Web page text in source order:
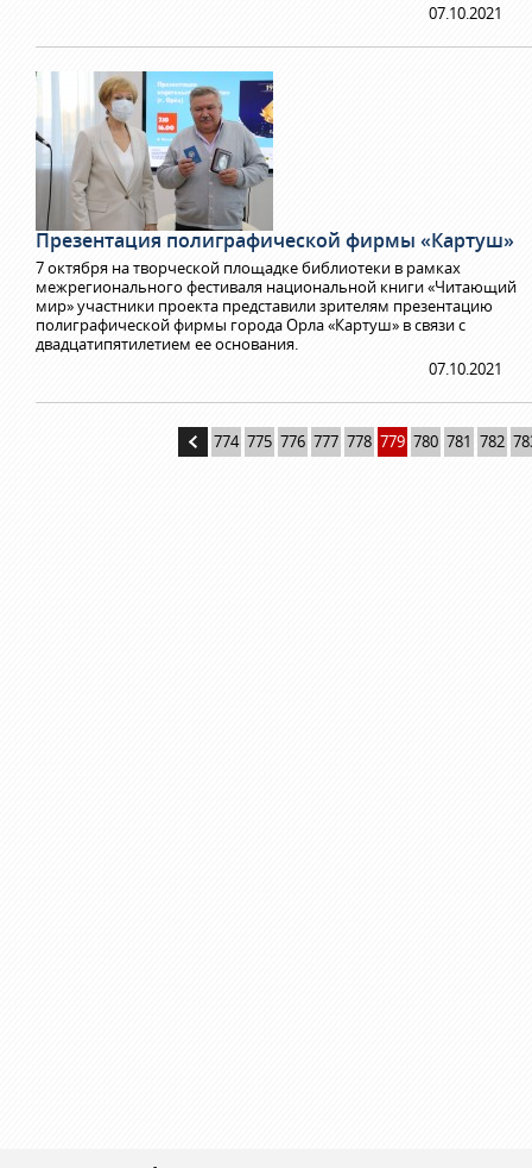
07.10.2021
Презентация полиграфической фирмы «Картуш»
7 октября на творческой площадке библиотеки в рамках
межрегионального фестиваля национальной книги «Читающий
мир» участники проекта представили зрителям презентацию
полиграфической фирмы города Орла «Картуш» в связи с
двадцатипятилетием ее основания.
07.10.2021
774 775 776 777 778 779 780 781 782